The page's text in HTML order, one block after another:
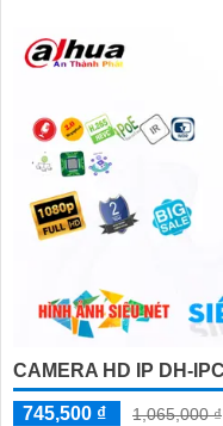
CAMERA HD IP DH-
745,500 ₫
1,065,000 ₫